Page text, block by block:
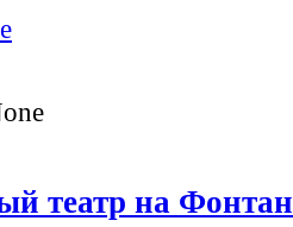
театр на